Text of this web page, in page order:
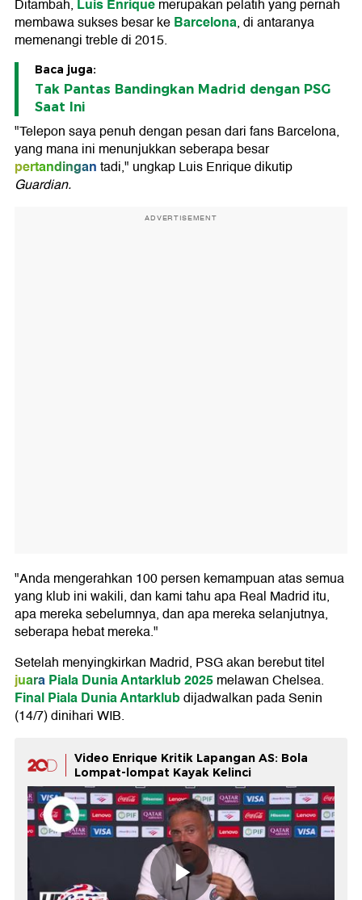
Ditambah, Luis Enriquemerupakan pelatih yang pernah
membawa sukses besar keBarcelona, di antaranya
memenangi treble di 2015.
Baca juga:
Tak Pantas Bandingkan Madrid dengan PSG
Saat Ini
"Telepon saya penuh dengan pesan dari fans Barcelona,
yang mana ini menunjukkan seberapa besar
pertandingantadi," ungkap Luis Enrique dikutip
Guardian.
ADVERTISEMENT
"Anda mengerahkan 100 persen kemampuan atas semua
yang klub ini wakili, dan kami tahu apa Real Madrid itu,
apa mereka sebelumnya, dan apa mereka selanjutnya,
seberapa hebat mereka."
Setelah menyingkirkan Madrid, PSG akan berebut titel
juaraPiala Dunia Antarklub 2025melawan Chelsea.
Final Piala Dunia Antarklubdijadwalkan pada Senin
(14/7) dinihari WIB.
Video Enrique Kritik Lapangan AS: Bola
Lompat-lompat Kayak Kelinci